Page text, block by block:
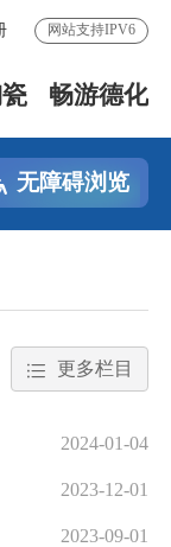
网站支持IPV6
畅游德化
无障碍浏览
更多栏目
2024-01-04
2023-12-01
2023-09-01